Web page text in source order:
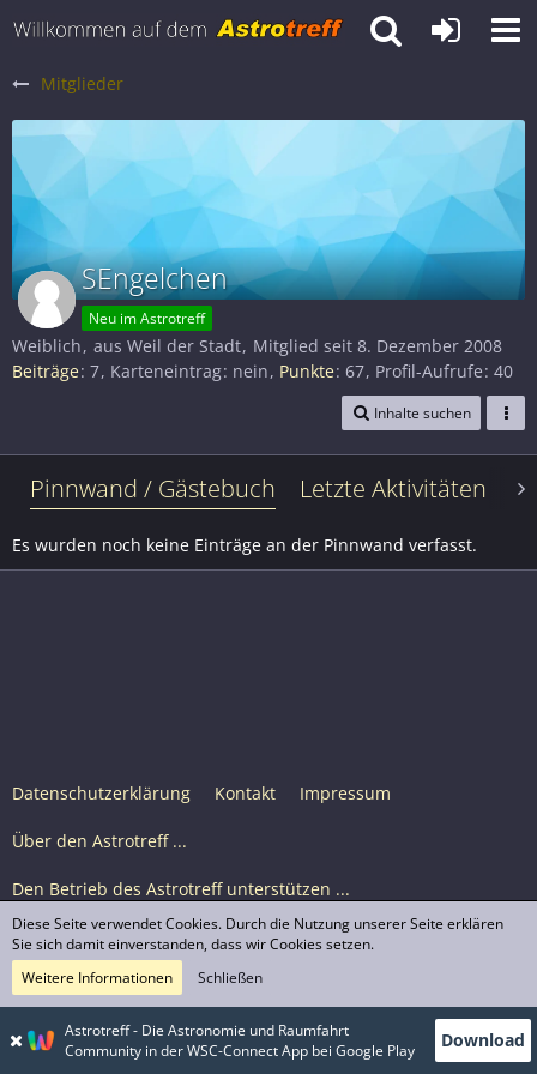
Mitglieder
SEngelchen
Neu im Astrotreff
Weiblich aus Weil der Stadt Mitglied seit 8. Dezember 2008
Beiträge 7 Karteneintrag nein Punkte 67 Profil-Aufrufe 40
Inhalte suchen
Pinnwand / Gästebuch Letzte Aktivitäten
Es wurden noch keine Einträge an der Pinnwand verfasst.
Datenschutzerklärung Kontakt Impressum
Über den Astrotreff ...
Den Betrieb des Astrotreff unterstützen ...
Nutzungsbedingungen
© Astrotreff 2001-2026, lizenziert unter CC BY-SA,
sofern für einzelne Inhalte nicht anders angegeben
Astrotreff - Die Astronomie und Raumfahrt
Community in der WSC-Connect App bei Google Play
Download
Diese Seite verwendet Cookies. Durch die Nutzung unserer Seite erklären
Sie sich damit einverstanden, dass wir Cookies setzen.
Weitere Informationen
Schließen